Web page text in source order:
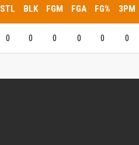
STL BLK FGM FGA FG% 3PM
0 0 0 0 0 0